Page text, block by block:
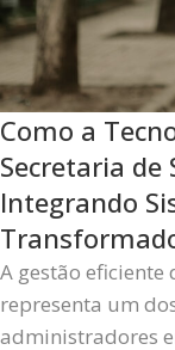
Como a
Secretaria de
Integrando
A gestão
representa um
administradores